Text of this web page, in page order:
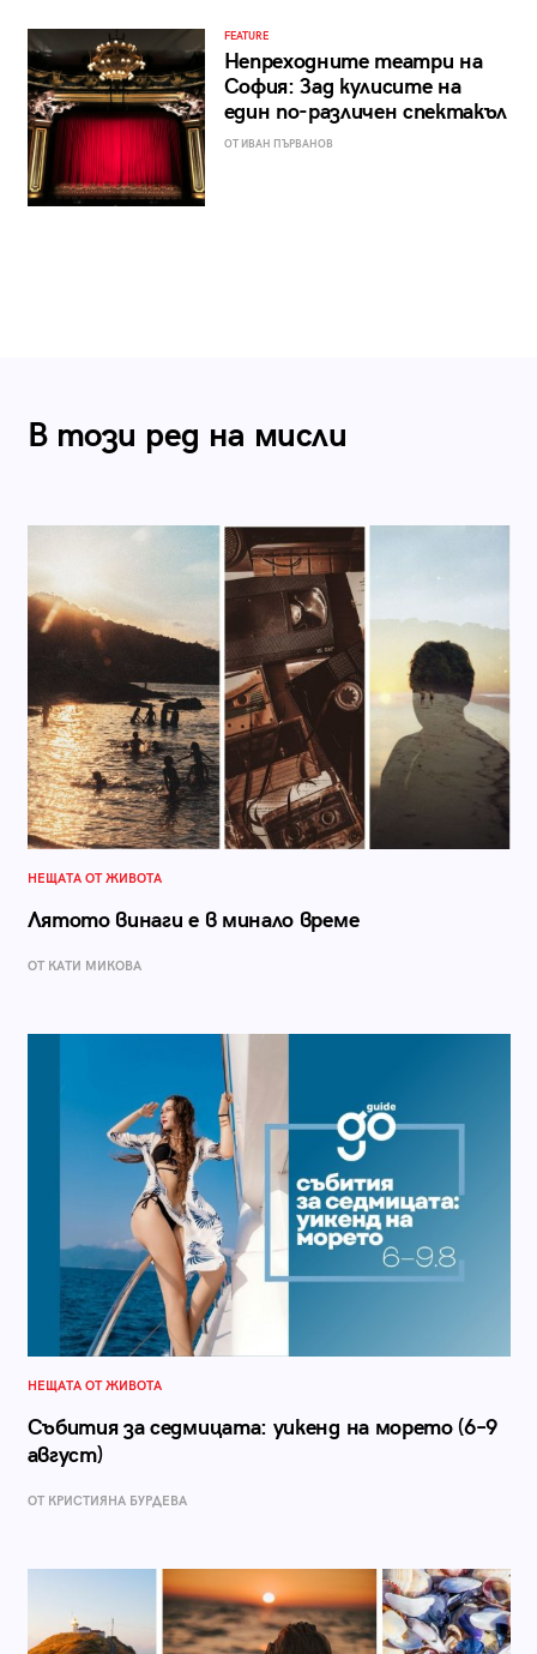
FEATURE
Непреходните театри на
София: Зад кулисите на
един по-различен спектакъл
ОТ ИВАН ПЪРВАНОВ
В този ред на мисли
НЕЩАТА ОТ ЖИВОТА
Лятото винаги е в минало време
ОТ КАТИ МИКОВА
НЕЩАТА ОТ ЖИВОТА
Събития за седмицата: уикенд на морето (6–9
август)
ОТ КРИСТИЯНА БУРДЕВА